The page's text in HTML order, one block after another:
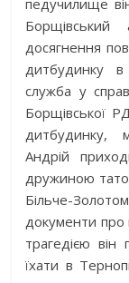
педучилище
Борщівський
досягнення
дитбудинку
служба у
Борщівської
дитбудинку,
Андрій
дружиною
Більче-
документи про
трагедією
їхати в